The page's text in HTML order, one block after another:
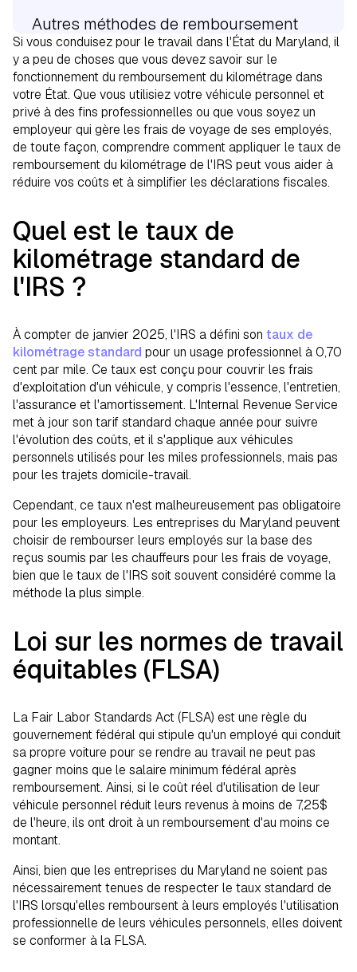
Autres méthodes de remboursement
ConclusionSources
Si vous conduisez pour le travail dans l'État du Maryland, il
y a peu de choses que vous devez savoir sur le
fonctionnement du remboursement du kilométrage dans
votre État. Que vous utilisiez votre véhicule personnel et
privé à des fins professionnelles ou que vous soyez un
employeur qui gère les frais de voyage de ses employés,
de toute façon, comprendre comment appliquer le taux de
remboursement du kilométrage de l'IRS peut vous aider à
réduire vos coûts et à simplifier les déclarations fiscales.
Quel est le taux de
kilométrage standard de
l'IRS ?
À compter de janvier 2025, l'IRS a défini son taux de
kilométrage standard pour un usage professionnel à 0,70
cent par mile. Ce taux est conçu pour couvrir les frais
d'exploitation d'un véhicule, y compris l'essence, l'entretien,
l'assurance et l'amortissement. L'Internal Revenue Service
met à jour son tarif standard chaque année pour suivre
l'évolution des coûts, et il s'applique aux véhicules
personnels utilisés pour les miles professionnels, mais pas
pour les trajets domicile-travail.
Cependant, ce taux n'est malheureusement pas obligatoire
pour les employeurs. Les entreprises du Maryland peuvent
choisir de rembourser leurs employés sur la base des
reçus soumis par les chauffeurs pour les frais de voyage,
bien que le taux de l'IRS soit souvent considéré comme la
méthode la plus simple.
Loi sur les normes de travail
équitables (FLSA)
La Fair Labor Standards Act (FLSA) est une règle du
gouvernement fédéral qui stipule qu'un employé qui conduit
sa propre voiture pour se rendre au travail ne peut pas
gagner moins que le salaire minimum fédéral après
remboursement. Ainsi, si le coût réel d'utilisation de leur
véhicule personnel réduit leurs revenus à moins de 7,25$
de l'heure, ils ont droit à un remboursement d'au moins ce
montant.
Ainsi, bien que les entreprises du Maryland ne soient pas
nécessairement tenues de respecter le taux standard de
l'IRS lorsqu'elles remboursent à leurs employés l'utilisation
professionnelle de leurs véhicules personnels, elles doivent
se conformer à la FLSA.